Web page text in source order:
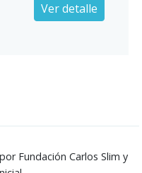
Ver detalle
Fundación Carlos Slim y